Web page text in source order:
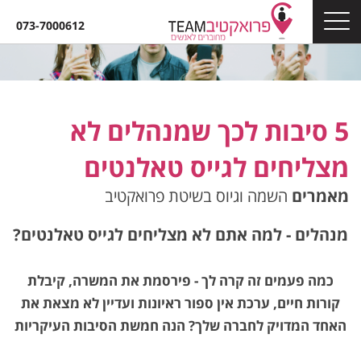
073-7000612
5 סיבות לכך שמנהלים לא
מצליחים לגייס טאלנטים
מאמרים השמה וגיוס בשיטת פרואקטיב
מנהלים - למה אתם לא מצליחים לגייס טאלנטים?
כמה פעמים זה קרה לך - פירסמת את המשרה, קיבלת
קורות חיים, ערכת אין ספור ראיונות ועדיין לא מצאת את
האחד המדויק לחברה שלך? הנה חמשת הסיבות העיקריות